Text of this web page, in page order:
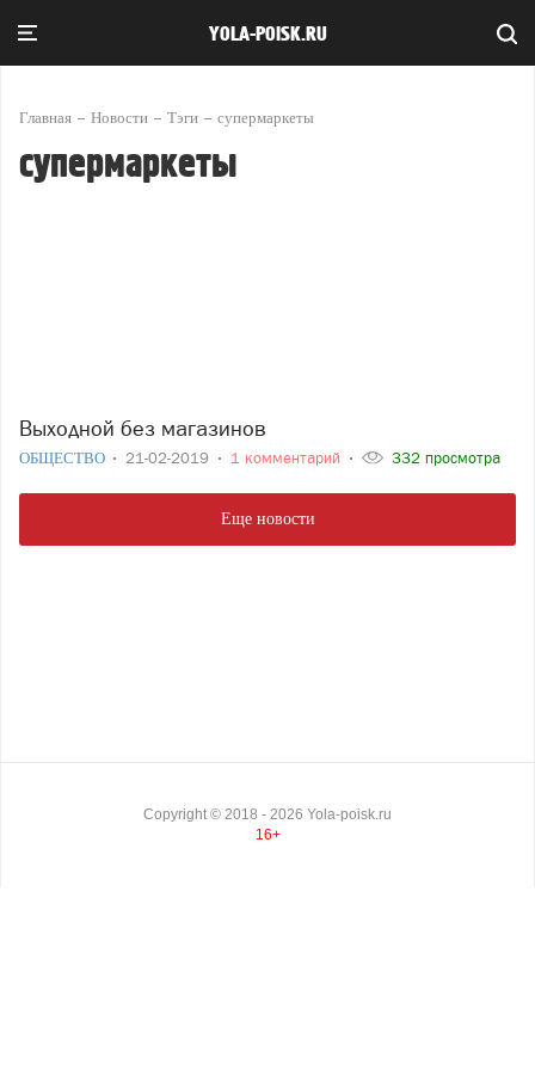
YOLA-POISK.RU
Главная Новости Тэги супермаркеты
супермаркеты
Выходной без магазинов
ОБЩЕСТВО 21-02-2019 1 комментарий 332 просмотра
Еще новости
Copyright © 2018 - 2026 Yola-poisk.ru
16+